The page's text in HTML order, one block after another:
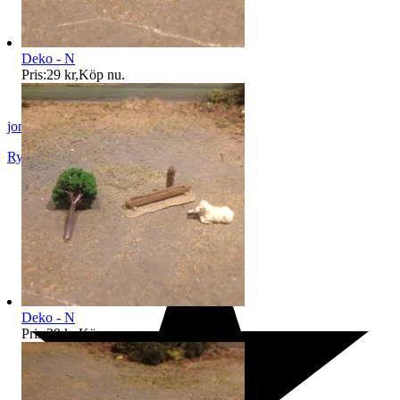
jon-52
Rydaholm,Sverige
Deko - N
Pris:29 kr,Köp nu.
Deko - N
Pris:29 kr,Köp nu.